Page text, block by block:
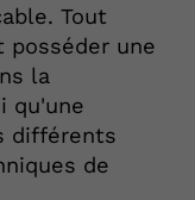
Tout
posséder une
la
qu'une
différents
de